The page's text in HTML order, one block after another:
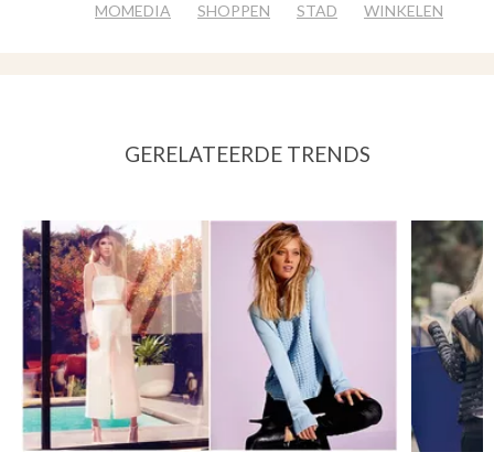
MOMEDIA
SHOPPEN STAD WINKELEN
GERELATEERDE TRENDS